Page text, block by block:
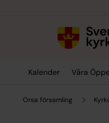
Kalender Våra
Orsa församling